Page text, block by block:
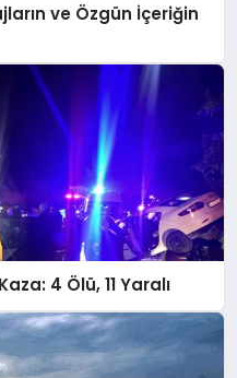
ve Özgün İçeriğin
4 Ölü, 11 Yaralı